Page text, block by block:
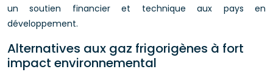
un soutien financier et technique aux pays en
développement.
Alternatives aux gaz frigorigènes à fort
impact environnemental